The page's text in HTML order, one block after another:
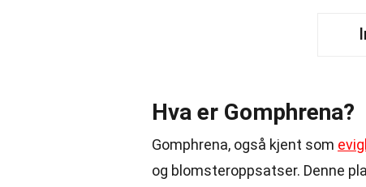
Hva er Gomphrena?
Gomphrena, også kjent som
og blomsteroppsatser. Denne